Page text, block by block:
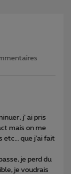
j’ ai pris
mais on me
que j’ai fait
je perd du
je voudrais